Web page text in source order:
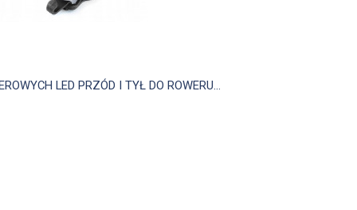
Szybki podgląd
LED PRZÓD I TYŁ DO ROWERU...